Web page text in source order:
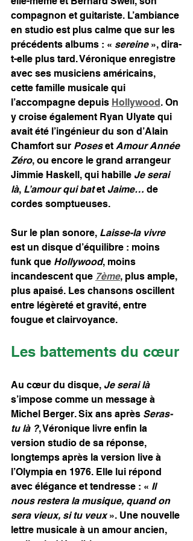
compagnon et guitariste. L’ambiance
en studio est plus calme que sur les
précédents albums : « sereine », dira-
t-elle plus tard. Véronique enregistre
avec ses musiciens américains,
cette famille musicale qui
l’accompagne depuis Hollywood . On
y croise également Ryan Ulyate qui
avait été l’ingénieur du son d’Alain
Chamfort sur Poses et Amour Année
Zéro, ou encore le grand arrangeur
Jimmie Haskell, qui habille Je serai
là, L’amour qui bat et Jaime… de
cordes somptueuses.
Sur le plan sonore, Laisse-la vivre
est un disque d’équilibre : moins
funk que Hollywood, moins
incandescent que 7ème, plus ample,
plus apaisé. Les chansons oscillent
entre légèreté et gravité, entre
fougue et clairvoyance.
Les battements du cœur
Au cœur du disque, Je serai là
s’impose comme un message à
Michel Berger. Six ans après Seras-
tu là ?, Véronique livre enfin la
version studio de sa réponse,
longtemps après la version live à
l’Olympia en 1976. Elle lui répond
avec élégance et tendresse : « Il
nous restera la musique, quand on
sera vieux, si tu veux ». Une nouvelle
lettre musicale à un amour ancien,